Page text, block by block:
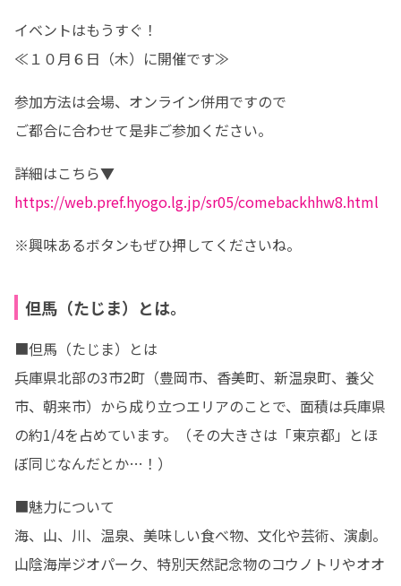
イベントはもうすぐ！
≪１０月６日（木）に開催です≫
参加方法は会場、オンライン併用ですので
ご都合に合わせて是非ご参加ください。
https://web.pref.hyogo.lg.jp/sr05/comebackhhw8.html
※興味あるボタンもぜひ押してくださいね。
但馬（たじま）とは。
■但馬（たじま）とは
兵庫県北部の3市2町（豊岡市、香美町、新温泉町、養父
市、朝来市）から成り立つエリアのことで、面積は兵庫県
の約1/4を占めています。（その大きさは「東京都」とほ
ぼ同じなんだとか…！）
■魅力について
海、山、川、温泉、美味しい食べ物、文化や芸術、演劇。
山陰海岸ジオパーク、特別天然記念物のコウノトリやオオ